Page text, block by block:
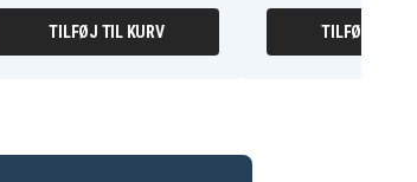
TILFØJ TIL KURV TILFØJ TIL